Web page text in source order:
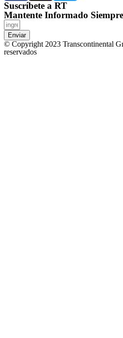
Suscríbete a RT
Mantente Informado Siempre
Enviar
© Copyright 2023 Transcontinental
reservados